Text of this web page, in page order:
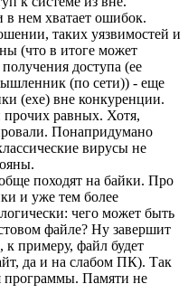
нем хватает ошибок.
таких уязвимостей и
(что в итоге может
доступа (ее
(по сети)) - еще
(exe) вне конкуренции.
прочих равных. Хотя,
Понапридумано
вирусы не
походят на байки. Про
и уже тем более
чего может быть
файле? Ну завершит
примеру, файл будет
да и на слабом ПК). Так
программы. Памяти не